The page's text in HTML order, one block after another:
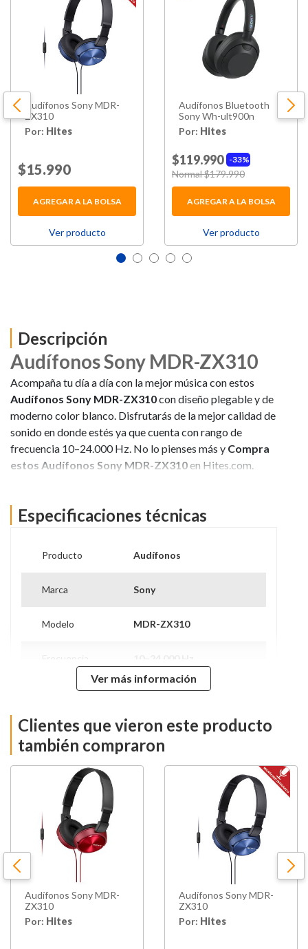
Audífonos Sony MDR-
ZX310
Por: Hites
Price reduced from
$15.990
AGREGAR A LA BOLSA
Ver producto
Audífonos Bluetooth
Sony Wh-ult900n
Por: Hites
33%
$119.990
Price reduced from
Normal $179.990
AGREGAR A LA BOLSA
Ver producto
Descripción
Audífonos Sony MDR-ZX310
Acompaña tu día a día con la mejor música con estos
Audífonos Sony MDR-ZX310con diseño plegable y de
moderno color blanco. Disfrutarás de la mejor calidad de
sonido en donde estés ya que cuenta con rango de
frecuencia 10–24.000 Hz. No lo pienses más y Compra
estos Audífonos Sony MDR-ZX310 en Hites.com.
Especificaciones técnicas
Producto Audífonos
Marca Sony
Modelo MDR-ZX310
Accesorios
Incluye Contestador
Conectividad Auxiliar
Entrada Máxima 1000 Mw
Ancho
Peso
Ver más información
Clientes que vieron este producto
también compraron
Audífonos Sony MDR-
ZX310
Por: Hites
Audífonos Sony MDR-
ZX310
Por: Hites